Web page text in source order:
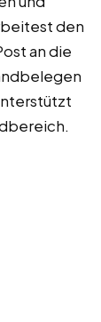
den
an die